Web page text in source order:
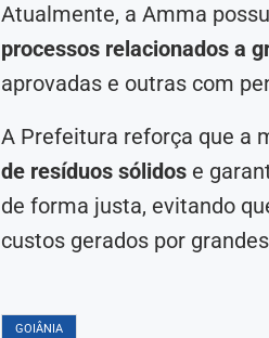
Atualmente, a Amma
processos relacionados a
aprovadas e outras com
A Prefeitura reforça que a
de resíduos sólidose
de forma justa, evitando
custos gerados por
GOIÂNIA